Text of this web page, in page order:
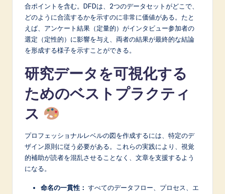
合ポイントを含む。DFDは、2つのデータセットがどこで、
どのように合流するかを示すのに非常に価値がある。たと
えば、アンケート結果（定量的）がインタビュー参加者の
選定（定性的）に影響を与え、両者の結果が最終的な結論
を形成する様子を示すことができる。
研究データを可視化する
ためのベストプラクティ
ス
プロフェッショナルレベルの図を作成するには、特定のデ
ザイン原則に従う必要がある。これらの実践により、視覚
的補助が読者を混乱させることなく、文章を支援するよう
になる。
命名の一貫性： すべてのデータフロー、プロセス、エ